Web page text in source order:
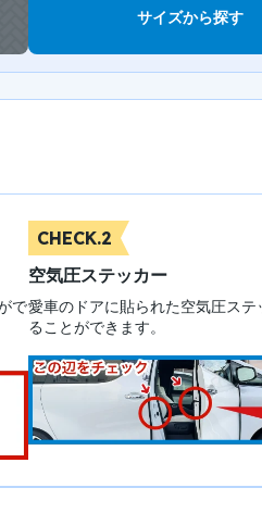
サイズから探す
で
CHECK.2
空気圧ステッカー
愛車のドアに貼られた空気圧ス
ることができます。